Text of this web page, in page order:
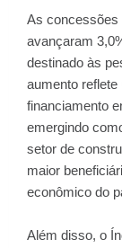
As concessões
avançaram
destinado às
aumento
financiamento
emergindo
setor de
maior
econômico do
Além disso, o